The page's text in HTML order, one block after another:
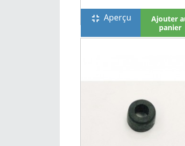
fullscreen_exit Aperçu
Ajouter
panier